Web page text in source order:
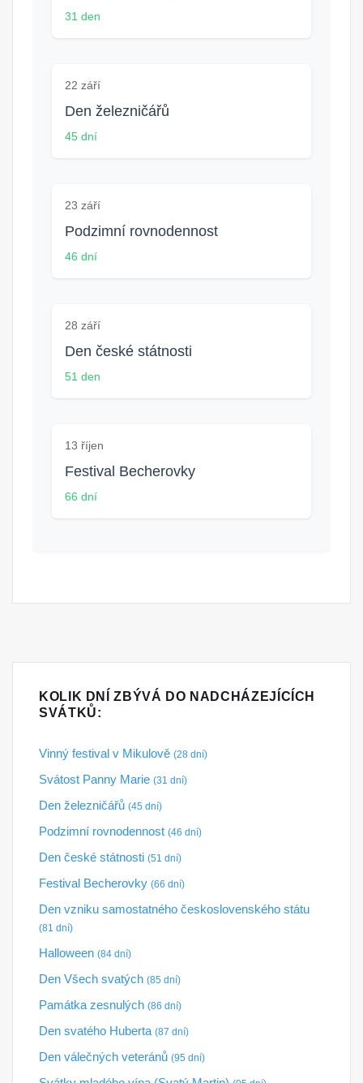
31 den
22 září
Den železničářů
45 dní
23 září
Podzimní rovnodennost
46 dní
28 září
Den české státnosti
51 den
13 říjen
Festival Becherovky
66 dní
KOLIK DNÍ ZBÝVÁ DO NADCHÁZEJÍCÍCH
SVÁTKŮ:
Vinný festival v Mikulově (28 dní)
Svátost Panny Marie (31 dní)
Den železničářů (45 dní)
Podzimní rovnodennost (46 dní)
Den české státnosti (51 dní)
Festival Becherovky (66 dní)
Den vzniku samostatného československého státu
(81 dní)
Halloween (84 dní)
Den Všech svatých (85 dní)
Památka zesnulých (86 dní)
Den svatého Huberta (87 dní)
Den válečných veteránů (95 dní)